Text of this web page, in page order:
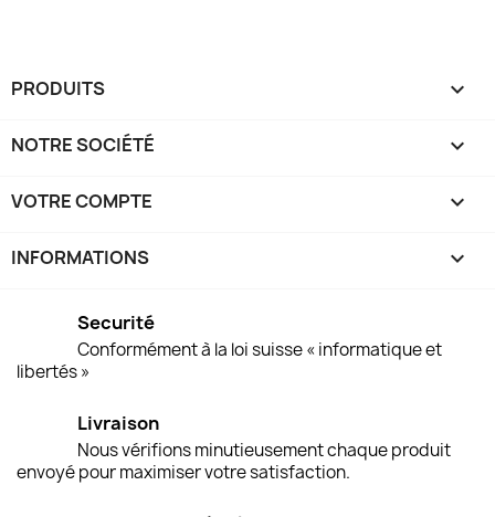
PRODUITS 
NOTRE SOCIÉTÉ 
VOTRE COMPTE 
INFORMATIONS keyboard_arrow_down
Securité
Conformément à la loi suisse « informatique et
libertés »
Livraison
Nous vérifions minutieusement chaque produit
envoyé pour maximiser votre satisfaction.